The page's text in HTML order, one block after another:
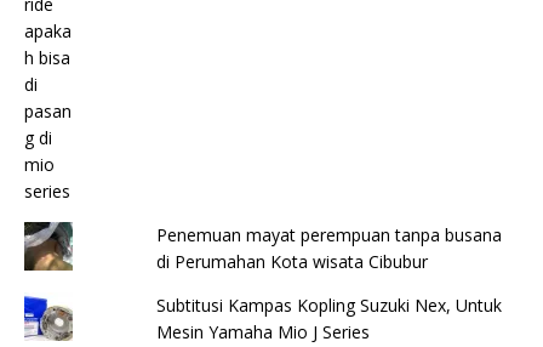
Penemuan mayat perempuan tanpa busana
di Perumahan Kota wisata Cibubur
Subtitusi Kampas Kopling Suzuki Nex, Untuk
Mesin Yamaha Mio J Series